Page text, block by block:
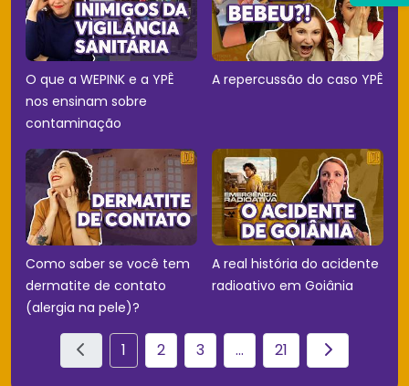
O que a WEPINK e a YPÊ
nos ensinam sobre
contaminação
A repercussão do caso YPÊ
Como saber se você tem
dermatite de contato
(alergia na pele)?
A real história do acidente
radioativo em Goiânia
1 2 3 ... 21